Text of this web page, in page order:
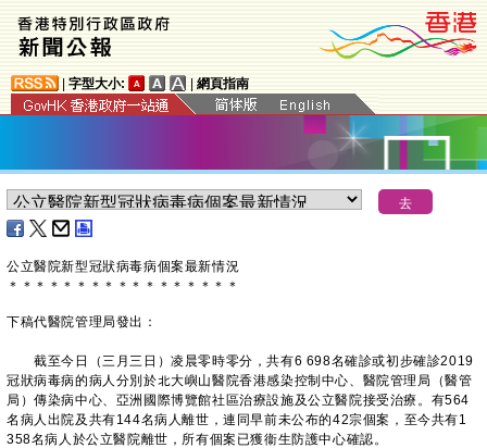
字型大小: 網頁指南
公立醫院新型冠狀病毒病個案最新情況
＊ ＊ ＊ ＊ ＊ ＊ ＊ ＊ ＊ ＊ ＊ ＊ ＊ ＊ ＊ ＊ ＊
下稿代醫院管理局發出：
截至今日（三月三日）凌晨零時零分，共有6 698名確診或初步確診2019
冠狀病毒病的病人分別於北大嶼山醫院香港感染控制中心、醫院管理局（醫管
局）傳染病中心、亞洲國際博覽館社區治療設施及公立醫院接受治療。有564
名病人出院及共有144名病人離世，連同早前未公布的42宗個案，至今共有1
358名病人於公立醫院離世，所有個案已獲衞生防護中心確認。